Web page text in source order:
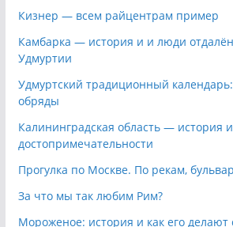
Кизнер — всем райцентрам пример
Камбарка — история и и люди
Удмуртии
Удмуртский традиционный
обряды
Калининградская область — история и
достопримечательности
Прогулка по Москве. По рекам,
За что мы так любим Рим?
Мороженое: история и как его делают